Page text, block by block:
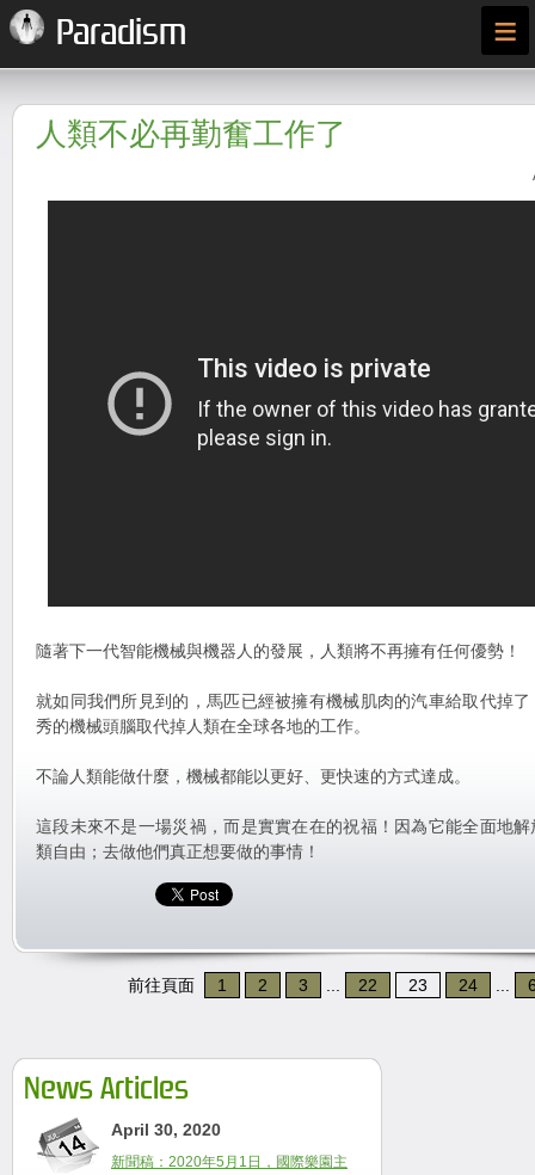
Paradism ≡
人類不必再勤奮工作了
隨著下一代智能機械與機器人的發展，人類將不再擁有任何優勢！
就如同我們所見到的，馬匹已經被擁有機械肌肉的汽車給取代掉
秀的機械頭腦取代掉人類在全球各地的工作。
不論人類能做什麼，機械都能以更好、更快速的方式達成。
這段未來不是一場災禍，而是實實在在的祝福！因為它能全面地
類自由；去做他們真正想要做的事情！
前往頁面 1 2 3 22 23 24
News Articles
April 30, 2020
新聞稿：2020年5月1日，國際樂園主